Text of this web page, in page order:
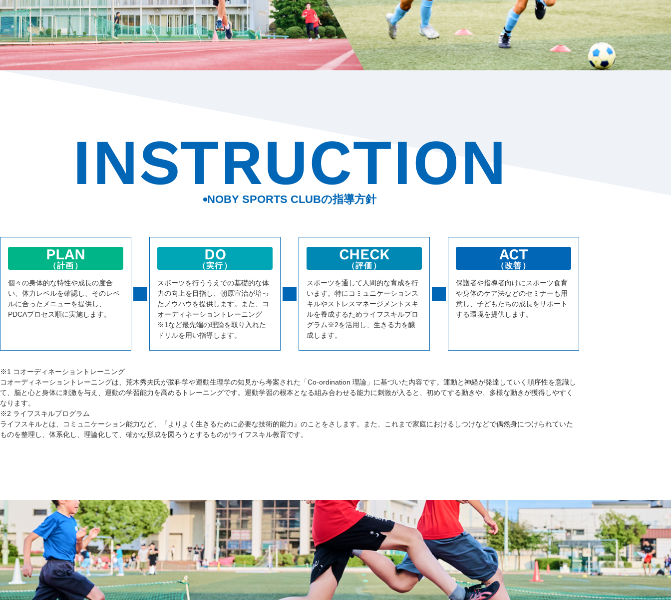
INSTRUCTION
NOBY SPORTS CLUBの指導方針
PLAN
（計画）
個々の身体的な特性や成長の度合
い、体力レベルを確認し、そのレベ
ルに合ったメニューを提供し、
PDCAプロセス順に実施します。
DO
（実行）
スポーツを行ううえでの基礎的な体
力の向上を目指し、朝原宣治が培っ
たノウハウを提供します。また、コ
オーディネーショントレーニング
※1など最先端の理論を取り入れた
ドリルを用い指導します。
CHECK
（評価）
スポーツを通して人間的な育成を行
います。特にコミュニケーションス
キルやストレスマネージメントスキ
ルを養成するためライフスキルプロ
グラム※2を活用し、生きる力を醸
成します。
ACT
（改善）
保護者や指導者向けにスポーツ食育
や身体のケア法などのセミナーも用
意し、子どもたちの成長をサポート
する環境を提供します。
※1 コオーディネーショントレーニング
コオーディネーショントレーニングは、荒木秀夫氏が脳科学や運動生理学の知見から考案された「Co-ordination 理論」に基づいた内容です。運動と神経が発達していく順序性を意識し
て、脳と心と身体に刺激を与え、運動の学習能力を高めるトレーニングです。運動学習の根本となる組み合わせる能力に刺激が入ると、初めてする動きや、多様な動きが獲得しやすく
なります。
※2 ライフスキルプログラム
ライフスキルとは、コミュニケーション能力など、『よりよく生きるために必要な技術的能力』のことをさします。また、これまで家庭におけるしつけなどで偶然身につけられていた
ものを整理し、体系化し、理論化して、確かな形成を図ろうとするものがライフスキル教育です。